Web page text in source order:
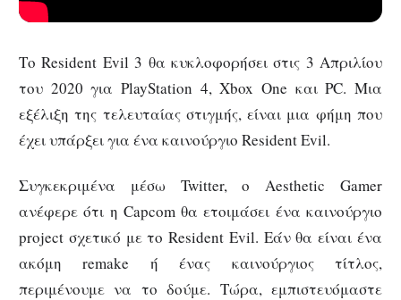
Το Resident Evil 3 θα κυκλοφορήσει στις 3 Απριλίου
του 2020 για PlayStation 4, Xbox One και PC. Μια
εξέλιξη της τελευταίας στιγμής, είναι μια φήμη που
έχει υπάρξει για ένα καινούργιο Resident Evil.
Συγκεκριμένα μέσω Twitter, ο Aesthetic Gamer
ανέφερε ότι η Capcom θα ετοιμάσει ένα καινούργιο
project σχετικό με το Resident Evil. Εάν θα είναι ένα
ακόμη remake ή ένας καινούργιος τίτλος,
περιμένουμε να το δούμε. Τώρα, εμπιστευόμαστε